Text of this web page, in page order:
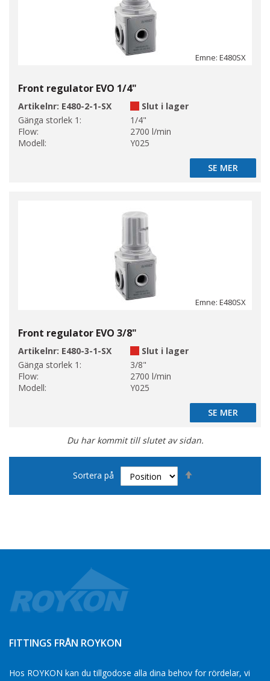
Emne: E480SX
Front regulator EVO 1/4"
Artikelnr: E480-2-1-SX
Slut i lager
Gänga storlek 1:
1/4"
Flow:
2700 l/min
Modell:
Y025
SE MER
SE MER
Emne: E480SX
Front regulator EVO 3/8"
Artikelnr: E480-3-1-SX
Slut i lager
Gänga storlek 1:
3/8"
Flow:
2700 l/min
Modell:
Y025
SE MER
SE MER
Du har kommit till slutet av sidan.
Sortera på
FITTINGS FRÅN ROYKON
Hos ROYKON kan du tillgodose alla dina behov for rördelar, vi